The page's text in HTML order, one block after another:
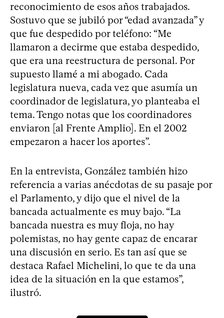
reconocimiento de esos años trabajados.
Sostuvo que se jubiló por “edad avanzada” y
que fue despedido por teléfono: “Me
llamaron a decirme que estaba despedido,
que era una reestructura de personal. Por
supuesto llamé a mi abogado. Cada
legislatura nueva, cada vez que asumía un
coordinador de legislatura, yo planteaba el
tema. Tengo notas que los coordinadores
enviaron [al Frente Amplio]. En el 2002
empezaron a hacer los aportes”.
En la entrevista, González también hizo
referencia a varias anécdotas de su pasaje por
el Parlamento, y dijo que el nivel de la
bancada actualmente es muy bajo. “La
bancada nuestra es muy floja, no hay
polemistas, no hay gente capaz de encarar
una discusión en serio. Es tan así que se
destaca Rafael Michelini, lo que te da una
idea de la situación en la que estamos”,
ilustró.